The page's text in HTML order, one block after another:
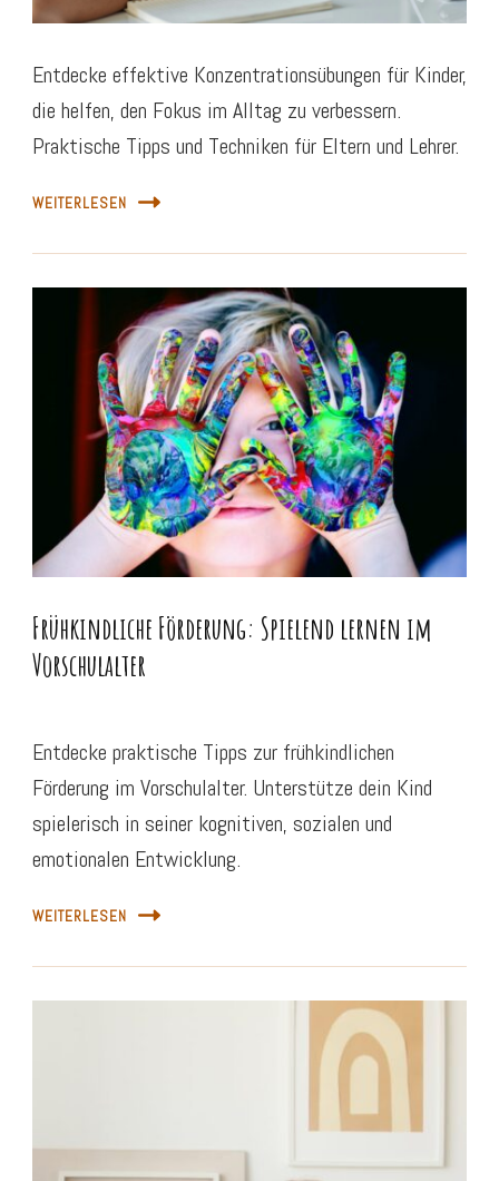
Entdecke effektive Konzentrationsübungen für Kinder,
die helfen, den Fokus im Alltag zu verbessern.
Praktische Tipps und Techniken für Eltern und Lehrer.
WEITERLESEN
Frühkindliche Förderung: Spielend lernen im
Vorschulalter
Entdecke praktische Tipps zur frühkindlichen
Förderung im Vorschulalter. Unterstütze dein Kind
spielerisch in seiner kognitiven, sozialen und
emotionalen Entwicklung.
WEITERLESEN